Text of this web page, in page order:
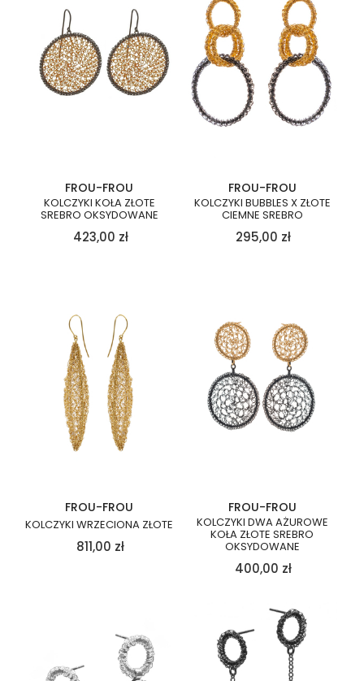
FROU-FROU
KOLCZYKI KOŁA ZŁOTE
SREBRO OKSYDOWANE
423,00 zł
FROU-FROU
KOLCZYKI BUBBLES X ZŁOTE
CIEMNE SREBRO
295,00 zł
FROU-FROU
KOLCZYKI WRZECIONA ZŁOTE
811,00 zł
FROU-FROU
KOLCZYKI DWA AŻUROWE
KOŁA ZŁOTE SREBRO
OKSYDOWANE
400,00 zł